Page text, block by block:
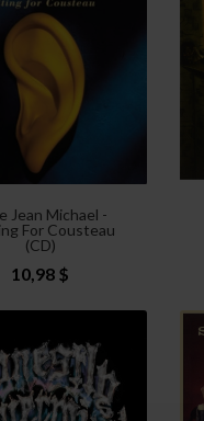
Jean Michael -
For Cousteau
(CD)
10,98 $